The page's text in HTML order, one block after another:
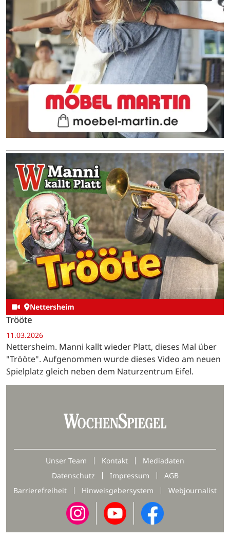
Nettersheim
Trööte
11.03.2026
Nettersheim. Manni kallt wieder Platt, dieses Mal über
"Trööte". Aufgenommen wurde dieses Video am neuen
Spielplatz gleich neben dem Naturzentrum Eifel.
Unser Team Kontakt
Mediadaten
Datenschutz
Impressum
AGB
Barrierefreiheit
Hinweisgebersystem Webjournalist